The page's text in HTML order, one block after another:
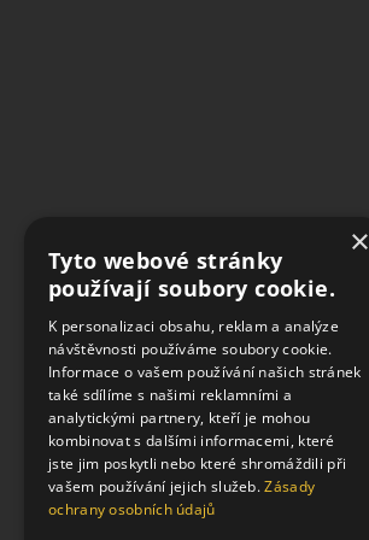
Hotel Grandezza
Brno
×
Tyto webové stránky
používají soubory cookie.
K personalizaci obsahu, reklam a analýze
návštěvnosti používáme soubory cookie.
Informace o vašem používání našich stránek
také sdílíme s našimi reklamními a
analytickými partnery, kteří je mohou
kombinovat s dalšími informacemi, které
jste jim poskytli nebo které shromáždili při
vašem používání jejich služeb.Zásady
ochrany osobních údajů